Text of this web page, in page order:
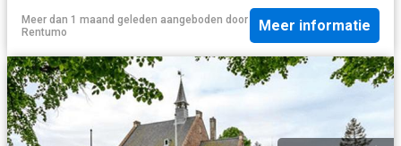
Meer dan 1 maand geleden aangeboden door
Rentumo
Meer informatie